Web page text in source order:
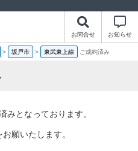
お問合せ お知らせ
> 坂戸市 > 東武東上線 ご成約済み
みとなっております。
願いたします。